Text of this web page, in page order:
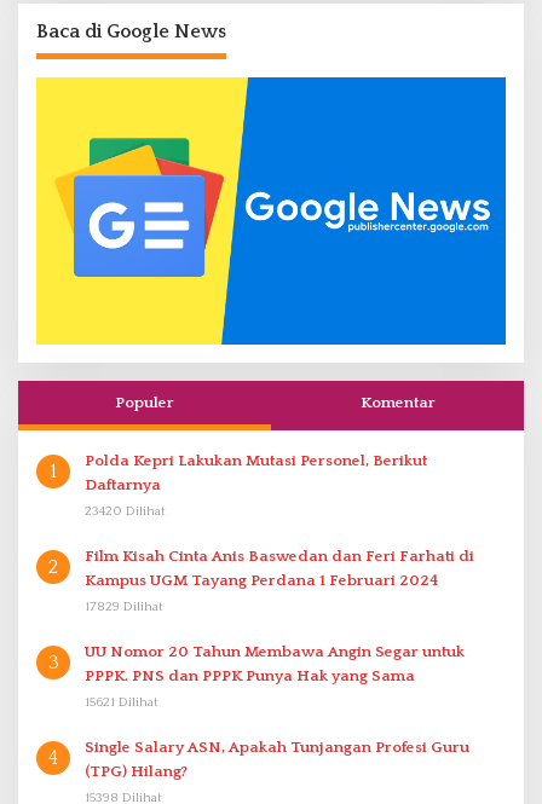
Baca di Google News
Populer Komentar
1
Polda Kepri Lakukan Mutasi Personel, Berikut
Daftarnya
23420 Dilihat
2
Film Kisah Cinta Anis Baswedan dan Feri Farhati di
Kampus UGM Tayang Perdana 1 Februari 2024
17829 Dilihat
3
UU Nomor 20 Tahun Membawa Angin Segar untuk
PPPK. PNS dan PPPK Punya Hak yang Sama
15621 Dilihat
4
Single Salary ASN, Apakah Tunjangan Profesi Guru
(TPG) Hilang?
15398 Dilihat